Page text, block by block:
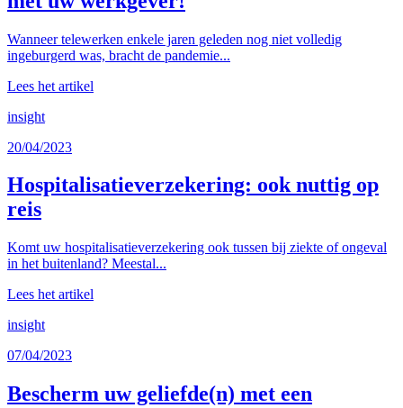
Wanneer telewerken enkele jaren geleden nog niet volledig
ingeburgerd was, bracht de pandemie...
Lees het artikel
insight
20/04/2023
Hospitalisatieverzekering: ook nuttig op
reis
Komt uw hospitalisatieverzekering ook tussen bij ziekte of ongeval
in het buitenland? Meestal...
Lees het artikel
insight
07/04/2023
Bescherm uw geliefde(n) met een